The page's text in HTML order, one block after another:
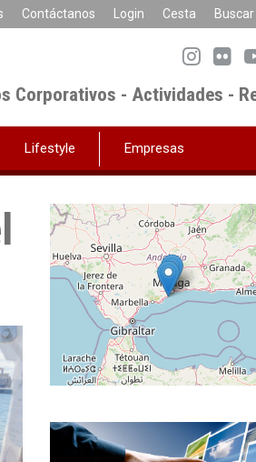
Contáctanos Login Cesta Buscar
Corporativos - Actividades -
Lifestyle Empresas